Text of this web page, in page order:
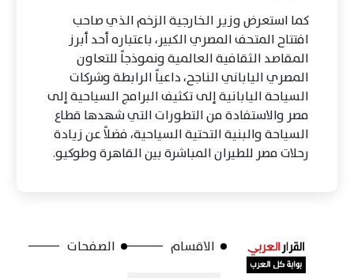
كما استعرض وزير الخارجية الزخم الذي صاحب
افتتاح المتحف المصري الكبير، باعتباره أحد أبرز
المقاصد الثقافية العالمية ونموذجاً للتعاون
المصري الياباني الناجح، داعياً الرابطة وشركات
السياحة اليابانية إلى تكثيف البرامج السياحية إلى
مصر والاستفادة من التطورات التي شهدها قطاع
السياحة والبنية التحتية السياحية، فضلاً عن زيادة
رحلات مصر للطيران المباشرة بين القاهرة وطوكيو.
الاقسام الصفحات